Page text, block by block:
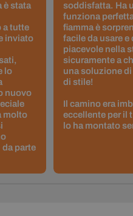
è stata
a tutte
inviato
lo
nuovo
molto
parte
soddisfatta. Ha
funziona
fiamma è
facile da usare e
piacevole nella
sicuramente a
una soluzione
di stile!
Il camino era
eccellente per il
lo ha montato